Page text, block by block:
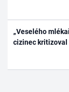
„Veselého
cizinec kritizoval